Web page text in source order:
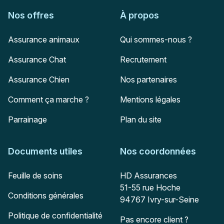
Nos offres
Assurance animaux
Assurance Chat
Assurance Chien
Comment ça marche ?
Parrainage
À propos
Qui sommes-nous ?
Recrutement
Nos partenaires
Mentions légales
Plan du site
Documents utiles
Feuille de soins
Conditions générales
Politique de confidentialité
Nos coordonnées
Adresse postale
HD Assurances
51-55 rue Hoche
94767 Ivry-sur-Seine
Pas encore client ?